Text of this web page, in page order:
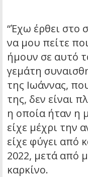
“Έχω έρθει στο
να μου πείτε
ήμουν σε αυτό
γεμάτη
της Ιωάννας,
της, δεν είναι
η οποία ήταν η
είχε μέχρι την
είχε φύγει από
2022, μετά από
καρκίνο.